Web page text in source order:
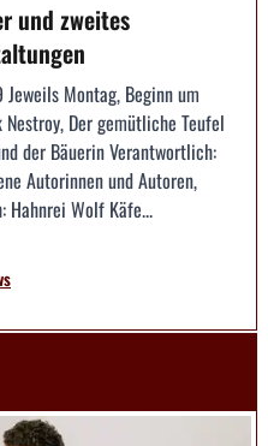
und zweites
Montag, Beginn um
Der gemütliche Teufel
der Bäuerin Verantwortlich:
Autorinnen und Autoren,
Hahnrei Wolf Käfe...